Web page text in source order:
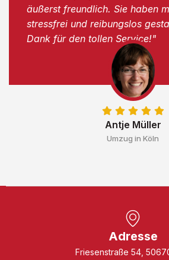
Antje Müller
Umzug in Köln
äußerst freundlich. Sie haben
stressfrei und reibungslos
Dank für den tollen Service!"
Adresse
Friesenstraße 54,